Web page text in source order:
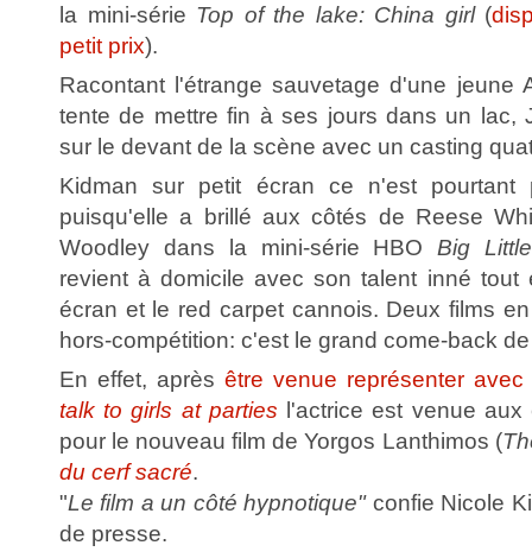
la mini-série Top of the lake: China girl(
petit prix).
Racontant l'étrange sauvetage d'une jeune
tente de mettre fin à ses jours dans un lac,
sur le devant de la scène avec un casting
Kidman sur petit écran ce n'est pourtant
puisqu'elle a brillé aux côtés de Reese
Woodley dans la mini-série HBOBig
revient à domicile avec son talent inné tout
écran et le red carpet cannois. Deux films
hors-compétition: c'est le grand come-back
En effet, après être venue représenter
talk to girls at parties l'actrice est venue
pour le nouveau film de Yorgos Lanthimos (
du cerf sacré.
"Le film a un côté hypnotique"confie Nicole
de presse.